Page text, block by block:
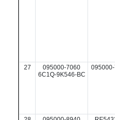
27
095000-7060
6C1Q-9K546-BC